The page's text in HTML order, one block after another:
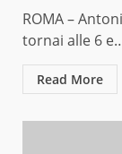
ROMA –
tornai alle 6
Read More